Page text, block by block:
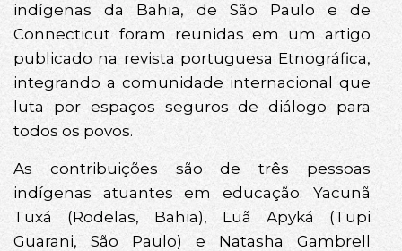
indígenas da Bahia, de São Paulo e de
Connecticut foram reunidas em um artigo
publicado na revista portuguesa Etnográfica,
integrando a comunidade internacional que
luta por espaços seguros de diálogo para
todos os povos.
As contribuições são de três pessoas
indígenas atuantes em educação: Yacunã
Tuxá (Rodelas, Bahia), Luã Apyká (Tupi
Guarani, São Paulo) e Natasha Gambrell